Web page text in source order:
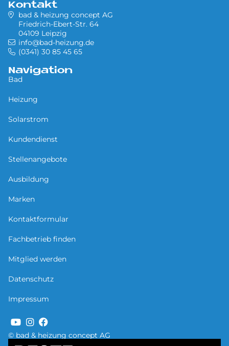
© bad & heizung concept AG
Kontakt
bad & heizung concept AG
Friedrich-Ebert-Str. 64
04109 Leipzig
info@bad-heizung.de
(0341) 30 85 45 65
Navigation
Bad
Heizung
Solarstrom
Kundendienst
Stellenangebote
Ausbildung
Marken
Kontaktformular
Fachbetrieb finden
Mitglied werden
Datenschutz
Impressum